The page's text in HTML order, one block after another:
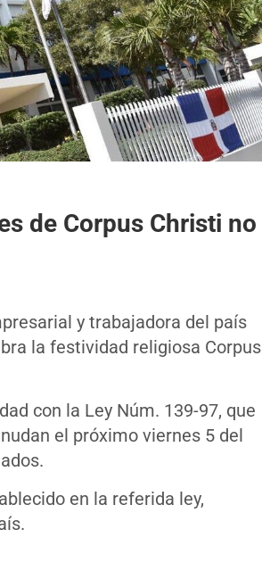
de Corpus Christi no
y trabajadora del país
la festividad religiosa Corpus
con la Ley Núm. 139-97, que
el próximo viernes 5 del
en la referida ley,